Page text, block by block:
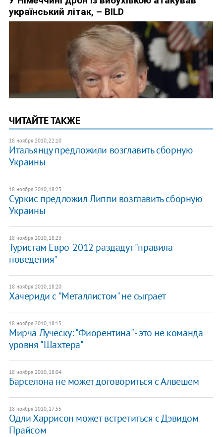
ЧИТАЙТЕ ТАКЖЕ
18 ноября 2010, 22:10
Итальянцу предложили возглавить сборную
Украины
18 ноября 2010, 18:23
Суркис предложил Липпи возглавить сборную
Украины
18 ноября 2010, 18:23
Туристам Евро-2012 раздадут "правила
поведения"
18 ноября 2010, 18:20
Хачериди с "Металлистом" не сыграет
18 ноября 2010, 18:15
Мирча Луческу: "Фиорентина" - это не команда
уровня "Шахтера"
18 ноября 2010, 18:04
Барселона не может договориться с Алвешем
18 ноября 2010, 17:55
Одли Харрисон может встретиться с Дэвидом
Прайсом